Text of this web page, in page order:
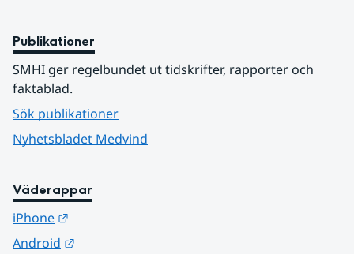
Publikationer
SMHI ger regelbundet ut tidskrifter, rapporter och
faktablad.
Sök publikationer
Nyhetsbladet Medvind
Väderappar
iPhone
Android